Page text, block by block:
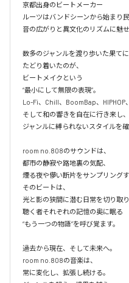
京都出身のビートメーカー
ルーツはバンドシーンから始まり
音の広がりと異文化のリズムに魅
数多のジャンルを渡り歩いた果てに
たどり着いたのが、
ビートメイクという
“最小にして無限の表現”。
Lo-Fi、Chill、BoomBap、HIPHOP、
そして和の響きを自在に行き来し、
ジャンルに縛られないスタイルを確
room no.808のサウンドは、
都市の静寂や路地裏の気配、
煙る夜や儚い断片をサンプリング
そのビートは、
光と影の狭間に潜む日常を切り取り
聴く者それぞれの記憶の奥に眠る
“もう一つの物語”を呼び覚ます。
過去から現在、そして未来へ。
room no.808の音楽は、
常に変化し、拡張し続ける。